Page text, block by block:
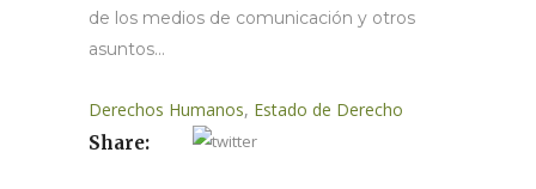
de los medios de comunicación y otros
asuntos...
Derechos Humanos, Estado de Derecho
Share: